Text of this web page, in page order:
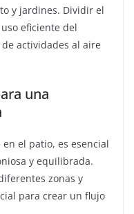
y jardines. Dividir el
eficiente del
actividades al aire
una
el patio, es esencial
y equilibrada.
zonas y
para crear un flujo